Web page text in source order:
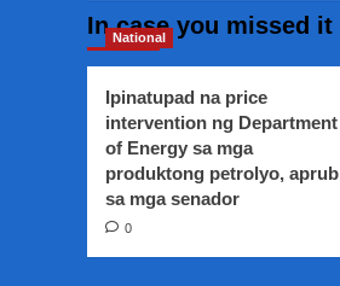
Pilipinas
palalakasin
pa
ang
kooperasyon
sa
In case you missed it
National
Ipinatupad na price
intervention ng Department
of Energy sa mga
produktong petrolyo, aprub
sa mga senador
0